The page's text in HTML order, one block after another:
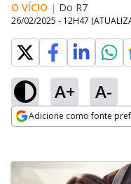
O VÍCIO | Do R7
26/02/2025 - 12H47
A+ A-
Adicione como fonte